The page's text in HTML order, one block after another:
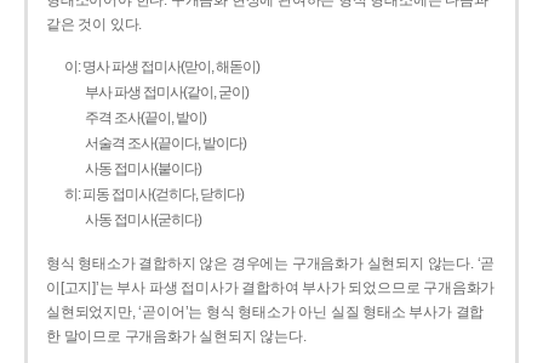
같은 것이 있다.
이: 명사 파생 접미사(맏이, 해돋이)
부사 파생 접미사(같이, 굳이)
주격 조사(끝이, 밭이)
서술격 조사(끝이다, 밭이다)
사동 접미사(붙이다)
히: 피동 접미사(걷히다, 닫히다)
사동 접미사(굳히다)
형식 형태소가 결합하지 않은 경우에는 구개음화가 실현되지 않는다. ‘곧
이[고지]’는 부사 파생 접미사가 결합하여 부사가 되었으므로 구개음화가
실현되었지만, ‘곧이어’는 형식 형태소가 아닌 실질 형태소 부사가 결합
한 말이므로 구개음화가 실현되지 않는다.